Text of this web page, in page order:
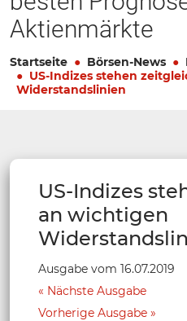
Aktienmärkte
Startseite Börsen-News
US-Indizes stehen
Widerstandslinien
US-Indizes
an wichtigen
Ausgabe vom 16.07.2019
Nächste Ausgabe
Vorherige Ausgabe